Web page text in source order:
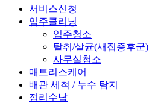
서비스신청
입주클리닝
입주청소
탈취/살균(새집증후군)
사무실청소
매트리스케어
배관 세척 / 누수 탐지
정리수납